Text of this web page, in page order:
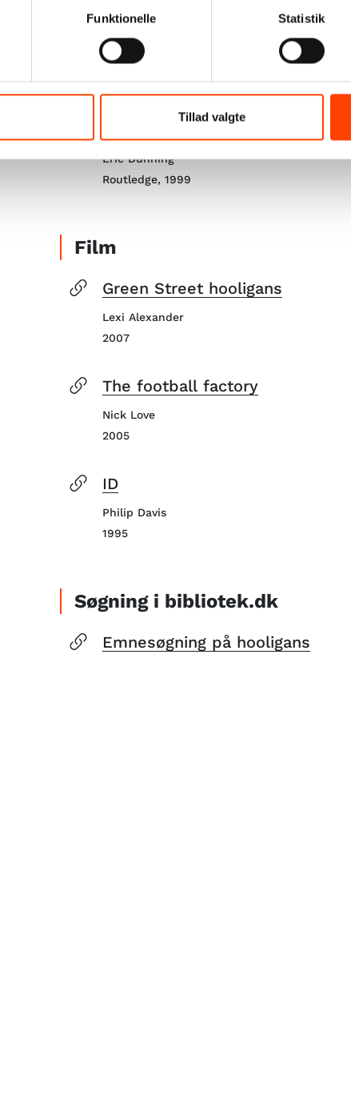
Funktionelle Statistik
Tillad valgte
Mark Perryman (red.)
Mainstream Publishing, 2002
violence and civilisation
Eric Dunning
Routledge, 1999
Film
Green Street hooligans
Lexi Alexander
2007
The football factory
Nick Love
2005
ID
Philip Davis
1995
Søgning i bibliotek.dk
Emnesøgning på hooligans